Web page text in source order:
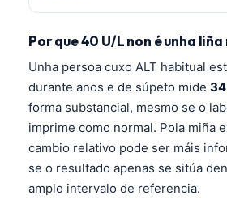
Por que 40 U/L non é unha
Unha persoa cuxo ALT habitual
durante anos e de súpeto mide
forma substancial, mesmo se o
imprime como normal. Pola miña
cambio relativo pode ser máis
se o resultado apenas se sitúa
amplo intervalo de referencia.